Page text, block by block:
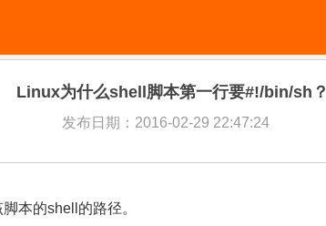
Linux为什么shell脚本第一行要#!/bin/sh？
发布日期：2016-02-29 22:47:24
本的shell的路径。